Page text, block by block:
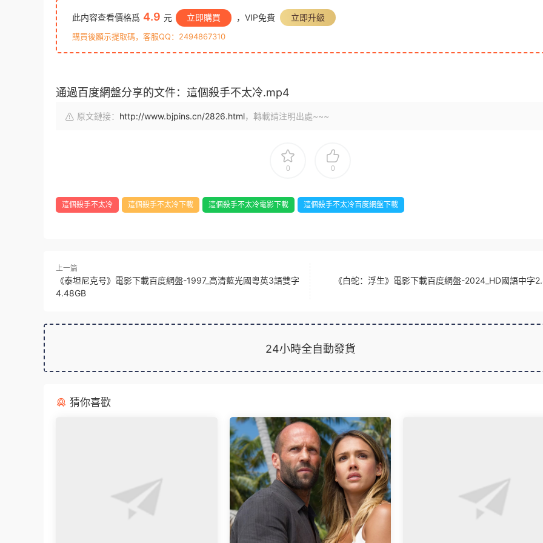
此内容查看價格爲 4.9 元 立即購買 ，VIP免費 立即升級
購買後顯示提取碼，客服QQ：2494867310
通過百度網盤分享的文件：這個殺手不太冷.mp4
原文鏈接： http://www.bjpins.cn/2826.html，轉載請注明出處~~~
0 0
這個殺手不太冷 這個殺手不太冷下載 這個殺手不太冷電影下載 這個殺手不太冷百度網盤下載
上一篇
《泰坦尼克号》電影下載百度網盤-1997_高清藍光國粵英3語雙字
4.48GB
《白蛇：浮生》電影下載百度網盤-2024_HD國語中字
24小時全自動發貨
猜你喜歡